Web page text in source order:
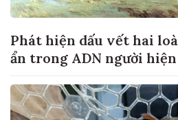
Phát hiện dấu vết hai
ẩn trong ADN người